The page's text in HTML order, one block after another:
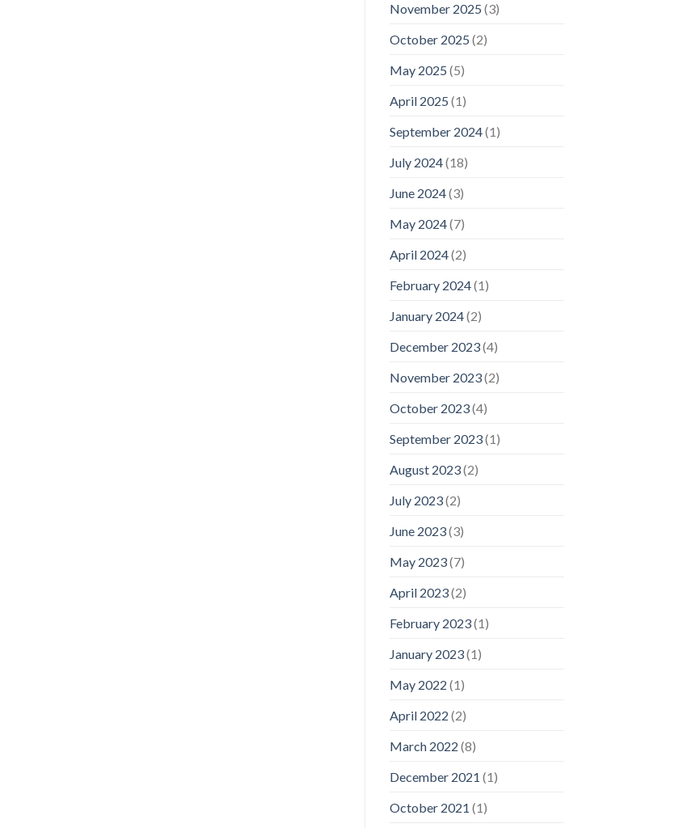
November 2025 (3)
October 2025 (2)
May 2025 (5)
April 2025 (1)
September 2024(1)
July 2024(18)
June 2024(3)
May 2024(7)
April 2024(2)
February 2024(1)
January 2024(2)
December 2023(4)
November 2023(2)
October 2023(4)
September 2023(1)
August 2023(2)
July 2023(2)
June 2023(3)
May 2023(7)
April 2023(2)
February 2023(1)
January 2023(1)
May 2022 (1)
April 2022 (2)
March 2022 (8)
December 2021 (1)
October 2021 (1)